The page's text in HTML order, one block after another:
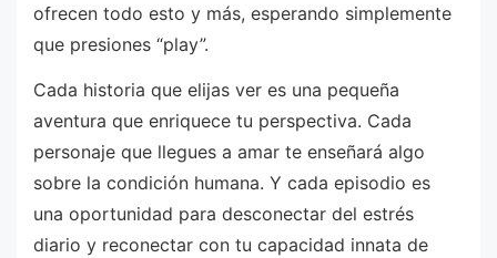
ofrecen todo esto y más, esperando simplemente
que presiones “play”.
Cada historia que elijas ver es una pequeña
aventura que enriquece tu perspectiva. Cada
personaje que llegues a amar te enseñará algo
sobre la condición humana. Y cada episodio es
una oportunidad para desconectar del estrés
diario y reconectar con tu capacidad innata de